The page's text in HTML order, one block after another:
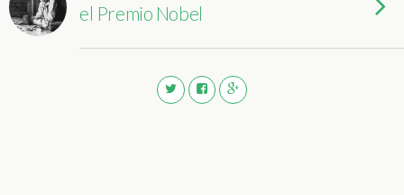
el Premio Nobel